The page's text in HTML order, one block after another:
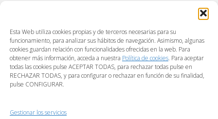
Esta Web utiliza cookies propias y de terceros necesarias para su
funcionamiento, para analizar sus hábitos de navegación. Asimismo, algunas
cookies guardan relación con funcionalidades ofrecidas en la web. Para
obtener más información, acceda a nuestra Política de cookies. Para aceptar
todas las cookies pulse ACEPTAR TODAS, para rechazar todas pulse en
RECHAZAR TODAS, y para configurar o rechazar en función de su finalidad,
pulse CONFIGURAR.
Gestionar los servicios